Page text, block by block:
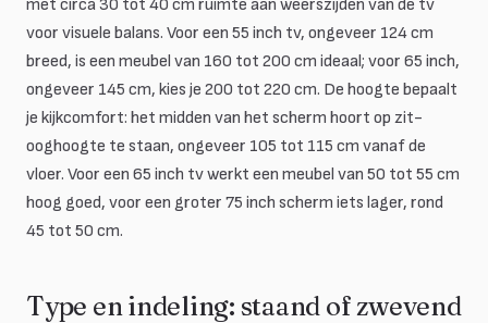
met circa 30 tot 40 cm ruimte aan weerszijden van de tv
voor visuele balans. Voor een 55 inch tv, ongeveer 124 cm
breed, is een meubel van 160 tot 200 cm ideaal; voor 65 inch,
ongeveer 145 cm, kies je 200 tot 220 cm. De hoogte bepaalt
je kijkcomfort: het midden van het scherm hoort op zit-
ooghoogte te staan, ongeveer 105 tot 115 cm vanaf de
vloer. Voor een 65 inch tv werkt een meubel van 50 tot 55 cm
hoog goed, voor een groter 75 inch scherm iets lager, rond
45 tot 50 cm.
Type en indeling: staand of zwevend